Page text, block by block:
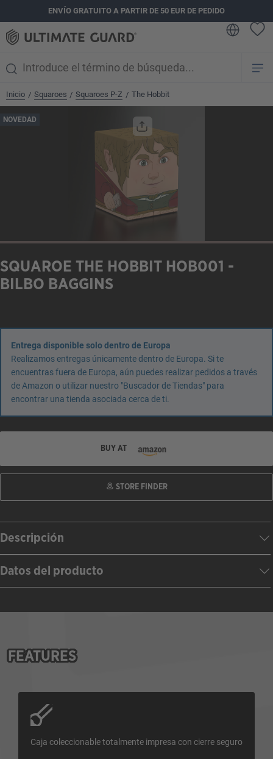
principalENVÍO GRATUITO A PARTIR DE 50 EUR DE PEDIDO
Inicio / Squaroes / Squaroes P-Z / The Hobbit
NOVEDAD
SQUAROE THE HOBBIT HOB001 -
BILBO BAGGINS
Entrega disponible solo dentro de Europa
Realizamos entregas únicamente dentro de Europa. Si te
encuentras fuera de Europa, aún puedes realizar pedidos a través
de Amazon o utilizar nuestro "Buscador de Tiendas" para
encontrar una tienda asociada cerca de ti.
BUY AT
STORE FINDER
Descripción
Datos del producto
FEATURES
Caja coleccionable totalmente impresa con cierre seguro